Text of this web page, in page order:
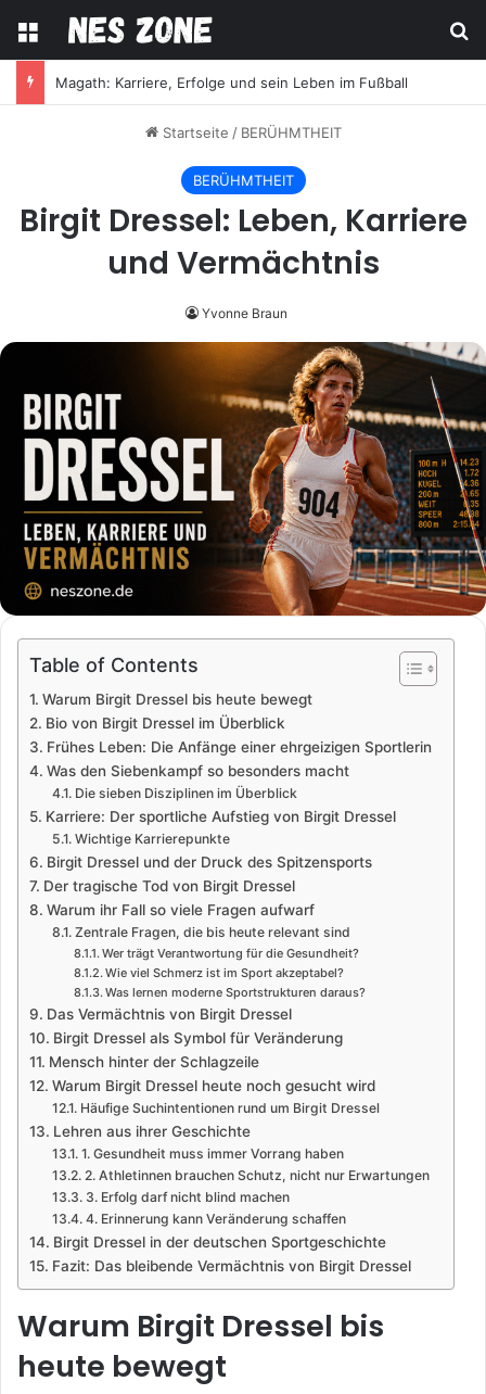
Menü
Angela Davis: Leben, Werk und politisches Vermächtnis
Startseite / BERÜHMTHEIT
BERÜHMTHEIT
Birgit Dressel: Leben, Karriere
und Vermächtnis
Yvonne Braun
Table of Contents
Warum Birgit Dressel bis heute bewegt
Bio von Birgit Dressel im Überblick
Frühes Leben: Die Anfänge einer ehrgeizigen Sportlerin
Was den Siebenkampf so besonders macht
Die sieben Disziplinen im Überblick
Karriere: Der sportliche Aufstieg von Birgit Dressel
Wichtige Karrierepunkte
Birgit Dressel und der Druck des Spitzensports
Der tragische Tod von Birgit Dressel
Warum ihr Fall so viele Fragen aufwarf
Zentrale Fragen, die bis heute relevant sind
Wer trägt Verantwortung für die Gesundheit?
Wie viel Schmerz ist im Sport akzeptabel?
Was lernen moderne Sportstrukturen daraus?
Das Vermächtnis von Birgit Dressel
Birgit Dressel als Symbol für Veränderung
Mensch hinter der Schlagzeile
Warum Birgit Dressel heute noch gesucht wird
Häufige Suchintentionen rund um Birgit Dressel
Lehren aus ihrer Geschichte
1. Gesundheit muss immer Vorrang haben
2. Athletinnen brauchen Schutz, nicht nur Erwartungen
3. Erfolg darf nicht blind machen
4. Erinnerung kann Veränderung schaffen
Birgit Dressel in der deutschen Sportgeschichte
Fazit: Das bleibende Vermächtnis von Birgit Dressel
Warum Birgit Dressel bis
heute bewegt